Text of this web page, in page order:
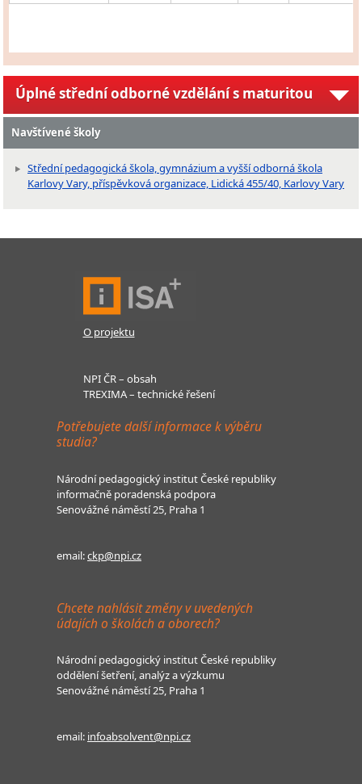
Úplné střední odborné vzdělání s maturitou
Navštívené školy
Střední pedagogická škola, gymnázium a vyšší odborná škola
Karlovy Vary, příspěvková organizace, Lidická 455/40, Karlovy Vary
O projektu
NPI ČR – obsah
TREXIMA – technické řešení
Potřebujete další informace k výběru
studia?
Národní pedagogický institut České republiky
informačně poradenská podpora
Senovážné náměstí 25, Praha 1
email:ckp@npi.cz
Chcete nahlásit změny v uvedených
údajích o školách a oborech?
Národní pedagogický institut České republiky
oddělení šetření, analýz a výzkumu
Senovážné náměstí 25, Praha 1
email: infoabsolvent@npi.cz